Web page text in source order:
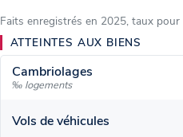
Faits enregistrés en 2025, taux
ATTEINTES AUX BIENS
Cambriolages
‰ logements
Vols de véhicules